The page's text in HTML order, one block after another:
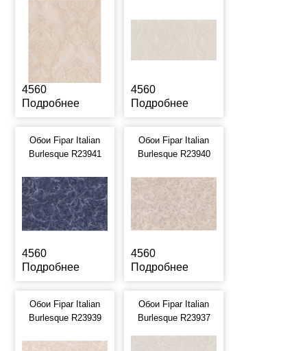
4560
Подробнее
4560
Подробнее
Обои Fipar Italian
Burlesque R23941
4560
Подробнее
Обои Fipar Italian
Burlesque R23940
4560
Подробнее
Обои Fipar Italian
Burlesque R23939
Обои Fipar Italian
Burlesque R23937